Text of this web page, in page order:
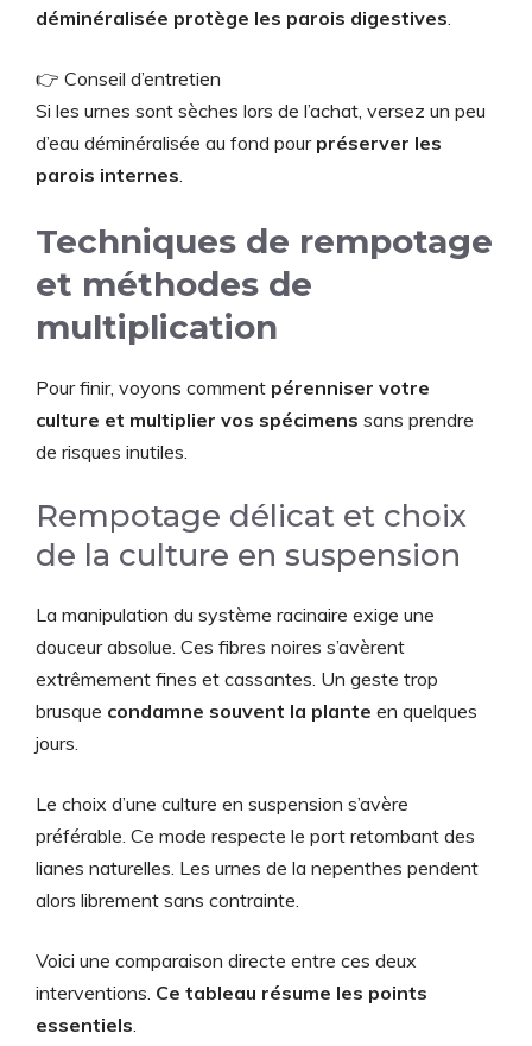
déminéralisée protège les parois digestives
👉 Conseil d’entretien
Si les urnes sont sèches lors de l’achat, versez un peu
d’eau déminéralisée au fond pour préserver les
parois internes
Techniques de rempotage
et méthodes de
multiplication
Pour finir, voyons comment pérenniser votre
culture et multiplier vos spécimens sans prendre
de risques inutiles.
Rempotage délicat et choix
de la culture en suspension
La manipulation du système racinaire exige une
douceur absolue. Ces fibres noires s’avèrent
extrêmement fines et cassantes. Un geste trop
brusque condamne souvent la plante en quelques
jours.
Le choix d’une culture en suspension s’avère
préférable. Ce mode respecte le port retombant des
lianes naturelles. Les urnes de la nepenthes pendent
alors librement sans contrainte.
Voici une comparaison directe entre ces deux
interventions. Ce tableau résume les points
essentiels